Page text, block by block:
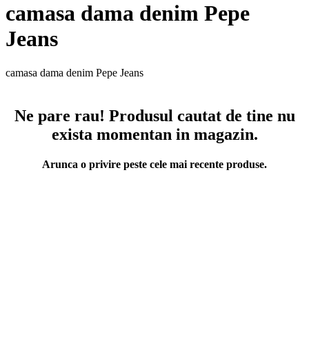
camasa dama denim Pepe
Jeans
camasa dama denim Pepe Jeans
Ne pare rau! Produsul cautat de tine nu
exista momentan in magazin.
Arunca o privire peste cele mai recente produse.